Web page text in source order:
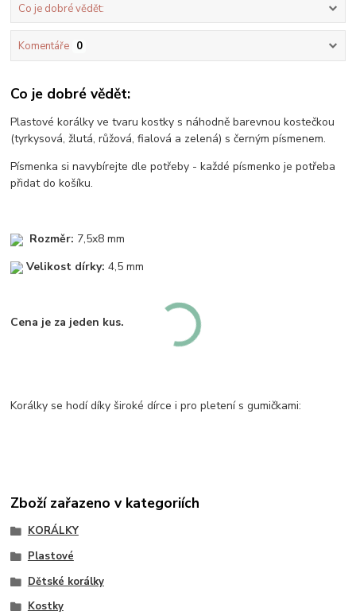
Co je dobré vědět:
Komentáře 0
Co je dobré vědět:
Plastové korálky ve tvaru kostky s náhodně barevnou kostečkou
(tyrkysová, žlutá, růžová, fialová a zelená) s černým písmenem.
Písmenka si navybírejte dle potřeby - každé písmenko je potřeba
přidat do košíku.
Rozměr: 7,5x8 mm
Velikost dírky: 4,5 mm
Cena je za jeden kus.
Korálky se hodí díky široké dírce i pro pletení s gumičkami:
Zboží zařazeno v kategoriích
KORÁLKY
Plastové
Dětské korálky
Kostky